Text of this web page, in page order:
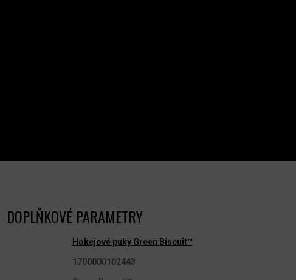
DOPLŇKOVÉ PARAMETRY
Hokejové puky Green Biscuit™
1700000102443